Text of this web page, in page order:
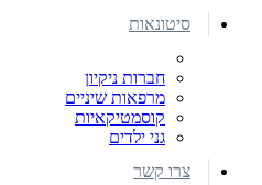
סיטונאות
חברות ניקיון
מרפאות שיניים
קוסמטיקאיות
גני ילדים
צרו קשר